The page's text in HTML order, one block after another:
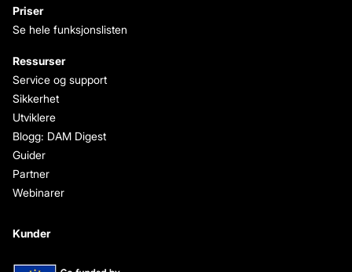
Priser
Se hele funksjonslisten
Ressurser
Service og support
Sikkerhet
Utviklere
Blogg: DAM Digest
Guider
Partner
Webinarer
Kunder